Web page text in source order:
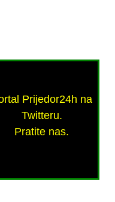
Prijedor24h na
Twitteru.
Pratite nas.